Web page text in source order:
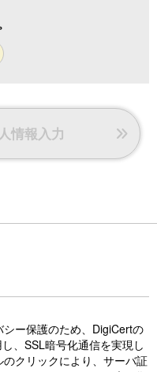
情報入力
ー保護のため、DigiCertの
、SSL暗号化通信を実現し
クリックにより、サーバ証